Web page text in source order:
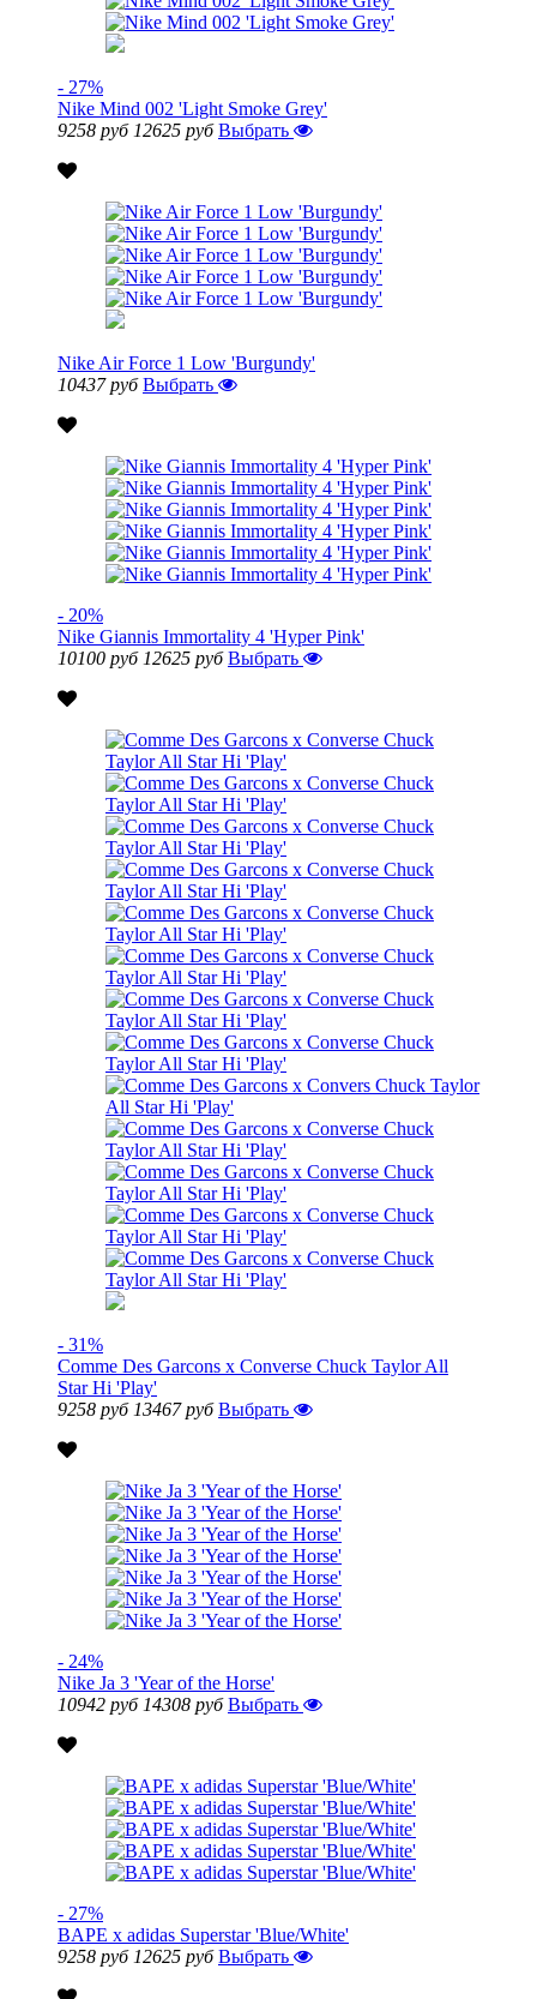
- 27%
Nike Mind 002 'Light Smoke Grey'
9258 руб 12625 руб Выбрать
Nike Air Force 1 Low 'Burgundy'
10437 руб Выбрать
- 20%
Nike Giannis Immortality 4 'Hyper Pink'
10100 руб 12625 руб Выбрать
- 31%
Comme Des Garcons x Converse Chuck Taylor All
Star Hi 'Play'
9258 руб 13467 руб Выбрать
- 24%
Nike Ja 3 'Year of the Horse'
10942 руб 14308 руб Выбрать
- 27%
BAPE x adidas Superstar 'Blue/White'
9258 руб 12625 руб Выбрать